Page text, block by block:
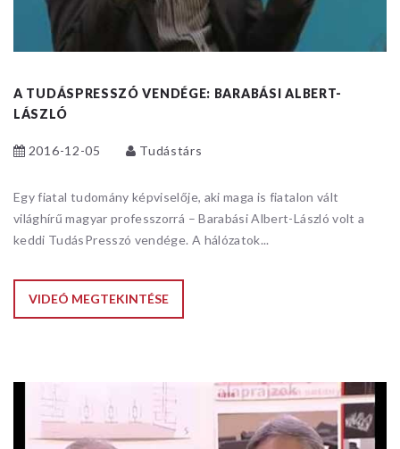
A TUDÁSPRESSZÓ VENDÉGE: BARABÁSI ALBERT-
LÁSZLÓ
2016-12-05 Tudástárs
Egy fiatal tudomány képviselője, aki maga is fiatalon vált
világhírű magyar professzorrá – Barabási Albert-László volt a
keddi TudásPresszó vendége. A hálózatok...
VIDEÓ MEGTEKINTÉSE